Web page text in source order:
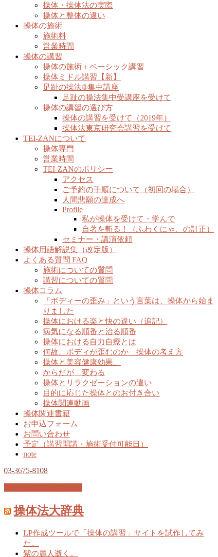
操体・操体法の実際
操体と整体の違い
操体の施術
施術料
営業時間
操体の講習
操体の施術＋ベーシック講習
操体ミドル講習【新】
足趾の操法®集中講座
足趾の操法集中受講座を受けて
操体の講習の選び方
操体の講習を受けて（2019年）
操体法東京研究会講習を受けて
TEI-ZANについて
操体専門
営業時間
TEI-ZANのポリシー
アクセス
ご予約の手順について（初回の場合）
人間悲願の達成へ
Profile
私が操体を受けて・学んで
自著を斬る！（ふわくにゃ、の訂正）
セミナー・講演依頼
操体用語解説集（改定版）
よくある質問 FAQ
施術についての質問
講習についての質問
操体コラム
「ボディーの歪み」という言葉は、操体から始ま
りました
操体における楽と快の違い（追記）
病気になる順番と治る順番
操体における自力自療とは
何故、ボディが歪むのか 操体の考え方
操体と美容健康効果。
からだが 変わる
操体とリラクゼーションの違い
目的に応じた操体とのお付き合い
操体関連動画
操体関連書籍
お申込フォーム
お問い合わせ
予定（講習開講・施術受付可能日）
note
03-3675-8108
操体法大辞典
LP作成ツールで「操体の講習」サイトを試作してみ
た。
紫の麗人逝く。